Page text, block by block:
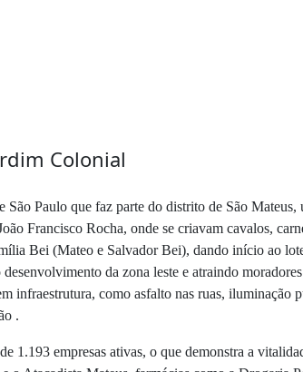
Colonial
Paulo que faz parte do distrito de São
Francisco Rocha, onde se criavam cavalos,
Bei (Mateo e Salvador Bei), dando início ao
da zona leste e atraindo
infraestrutura, como asfalto nas ruas, iluminação
.
1.193 empresas ativas, o que demonstra a